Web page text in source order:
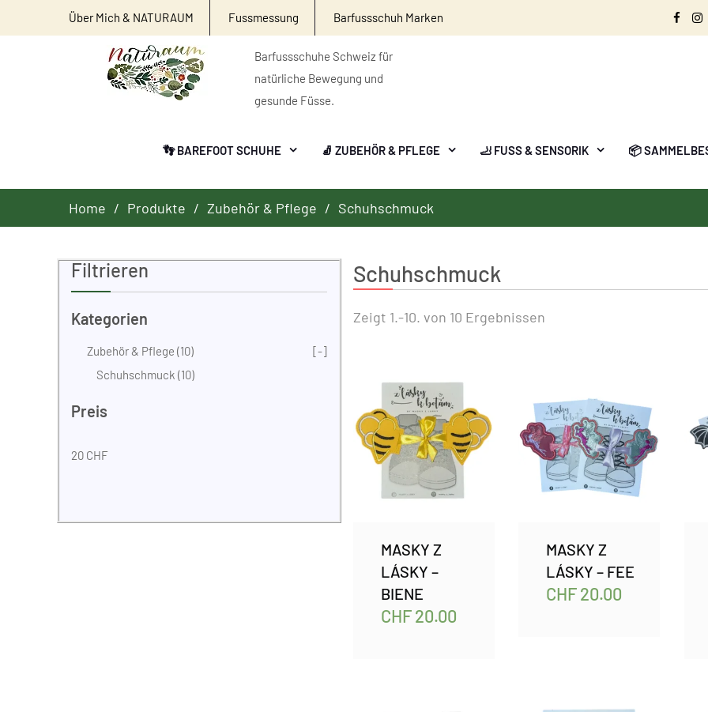
Über Mich & NATURAUM Fussmessung Barfussschuh Marken
Barfussschuhe Schweiz für
natürliche Bewegung und
gesunde Füsse.
👣 BAREFOOT SCHUHE 🧦 ZUBEHÖR & PFLEGE 🦶 FUSS & SENSORIK 📦
Home Produkte Zubehör & Pflege Schuhschmuck
Schuhschmuck
Zeigt 1.-10. von 10 Ergebnissen
MASKY Z
LÁSKY –
BIENE
CHF20.00
MASKY Z
LÁSKY – FEE
CHF20.00
Filtrieren
Kategorien
Zubehör & Pflege (10)
[-]
Schuhschmuck (10)
Preis
20 CHF